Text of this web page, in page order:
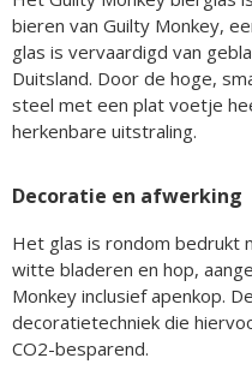
bieren van Guilty Monkey,
glas is vervaardigd van
Duitsland. Door de hoge,
steel met een plat voetje
herkenbare uitstraling.
Decoratie en afwerking
Het glas is rondom bedrukt
witte bladeren en hop,
Monkey inclusief apenkop.
decoratietechniek die
CO2-besparend.